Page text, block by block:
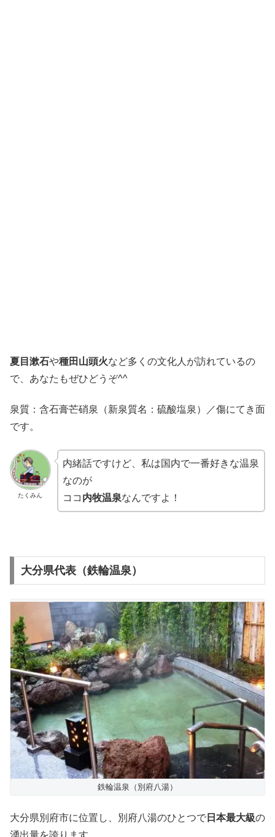
夏目漱石や種田山頭火など多くの文化人が訪れているの
で、あなたもぜひどうぞ^^
泉質：含石膏芒硝泉（新泉質名：硫酸塩泉）／傷にてき面
です。
たくみん
内緒話ですけど、私は国内で一番好きな温泉
なのが
ココ 内牧温泉なんですよ！
大分県代表（鉄輪温泉）
鉄輪温泉（別府八湯）
大分県別府市に位置し、別府八湯のひとつで 日本最大級の